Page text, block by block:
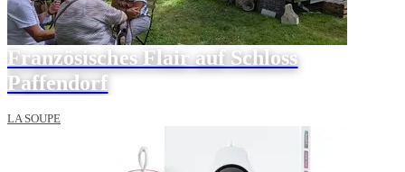
Französisches Flair auf Schloss
Paffendorf
LA SOUPE